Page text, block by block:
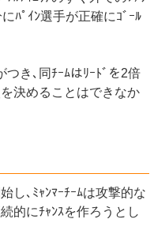
ﾊﾟｲﾝ選手が正確にｺﾞｰﾙ
つき､同ﾁｰﾑはﾘｰﾄﾞを2倍
決めることはできなか
し､ﾐｬﾝﾏｰﾁｰﾑは攻撃的な
的にﾁｬﾝｽを作ろうとし